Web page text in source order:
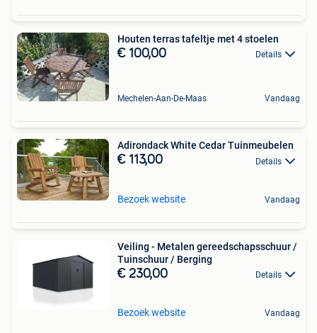
Houten terras tafeltje met 4 stoelen
€ 100,00 Details
Mechelen-Aan-De-Maas Vandaag
Adirondack White Cedar Tuinmeubelen
€ 113,00 Details
Bezoek website Vandaag
Veiling - Metalen gereedschapsschuur /
Tuinschuur / Berging
€ 230,00 Details
Bezoek website Vandaag